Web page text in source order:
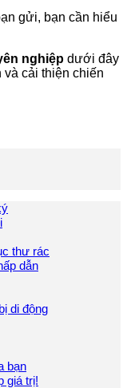
gửi, bạn cần hiểu
nghiệp dưới đây
cải thiện chiến
thư rác
dẫn
di động
bạn
giá trị!